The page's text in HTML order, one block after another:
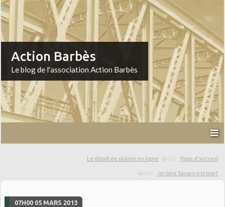
Action Barbès
Le blog de l'association Action Barbès
Le dépôt de plainte en ligne Page d'accueil
Jérôme Savary est mort
07H00 05 MARS 2013